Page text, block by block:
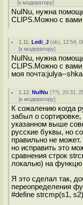
[к модератору]
NuINu, нужна
CLIPS.Можно с вами
1.11 ,Ledi_J (ok), 12:54,
[к модератору]
NuINu, нужна
CLIPS.Можно с вами
моя почта:julya--
1.12 ,NuINu (??), 20:31,
[к модератору]
К сожалению когда
забыл о
указанном выше
русские буквы, но
правильно не может.
но исправить это
сравнения строк
локалью) на
Я это сделал так,
переопределения
#define strcmp(s1,